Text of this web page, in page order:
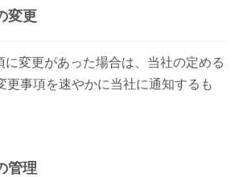
変更
に変更があった場合は、当社の定める
更事項を速やかに当社に通知するも
管理